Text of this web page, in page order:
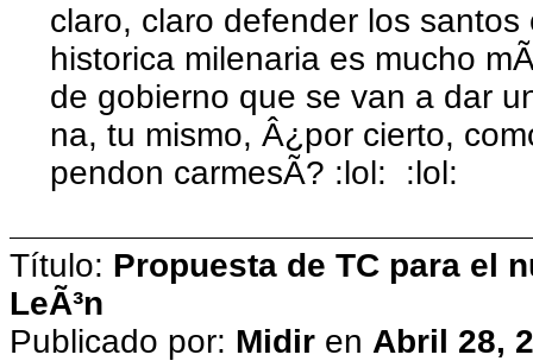
claro, claro defender los
historica milenaria es mucho
de gobierno que se van a dar
na, tu mismo, Â¿por cierto,
pendon carmesÃ­? :lol: :lol:
Título: Propuesta de TC para el
LeÃ³n
Publicado por: Midir en Abril 28,